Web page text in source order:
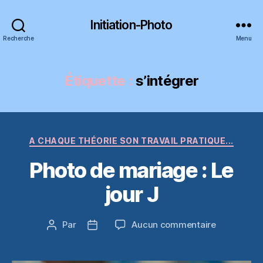
Recherche
Initiation-Photo
Menu
Étiquette : s’intégrer
Catégories
A CHAQUE THÉORIE SON TRAVAIL PRATIQUE...
Photo de mariage : Le
jour J
Auteur
Par
Date
Aucun commentairesur